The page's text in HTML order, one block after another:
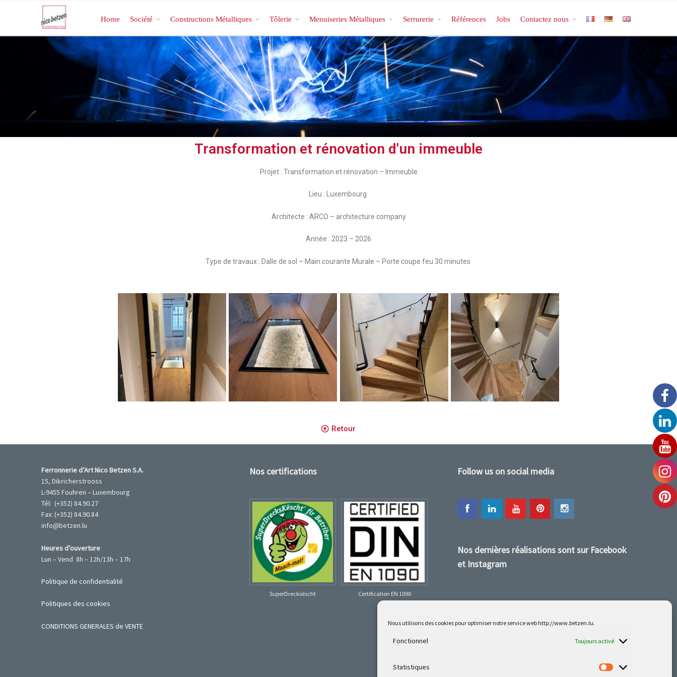
Nous utilisons des cookies pour optimiser notre service web http://www.betzen.lu.
Fonctionnel Toujours activé
Statistiques
Home Société Constructions Métalliques Tôlerie Menuiseries Métalliques Serrurerie Références Jobs Contactez nous
Transformation et rénovation d'un immeuble
Projet : Transformation et rénovation – Immeuble
Lieu : Luxembourg
Architecte : ARCO – architecture company
Année : 2023 – 2026
Type de travaux : Dalle de sol – Main courante Murale – Porte coupe feu 30 minutes
Retour
Ferronnerie d’Art Nico Betzen S.A.
15, Dikricherstrooss
L-9455 Fouhren – Luxembourg
Tél: (+352) 84.90.27
Fax: (+352) 84.90.84
info@betzen.lu
Heures d’ouverture
Lun – Vend 8h – 12h/13h – 17h
Politique de confidentialité
Politiques des cookies
CONDITIONS GENERALES de VENTE
Nos certifications
SuperDrecksëscht Certification EN 1090
Follow us on social media
Nos dernières réalisations sont sur Facebook
et Instagram